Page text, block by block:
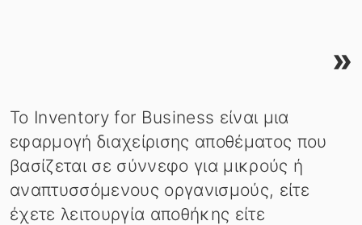
»
Το Inventory for Business είναι μια
εφαρμογή διαχείρισης αποθέματος που
βασίζεται σε σύννεφο για μικρούς ή
αναπτυσσόμενους οργανισμούς, είτε
έχετε λειτουργία αποθήκης είτε